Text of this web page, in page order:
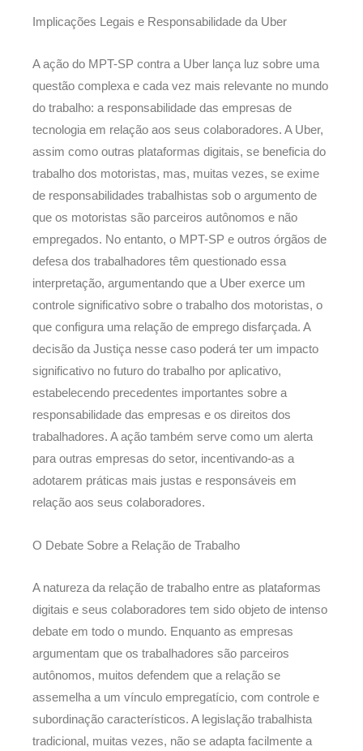
Implicações Legais e Responsabilidade da Uber
A ação do MPT-SP contra a Uber lança luz sobre uma
questão complexa e cada vez mais relevante no mundo
do trabalho: a responsabilidade das empresas de
tecnologia em relação aos seus colaboradores. A Uber,
assim como outras plataformas digitais, se beneficia do
trabalho dos motoristas, mas, muitas vezes, se exime
de responsabilidades trabalhistas sob o argumento de
que os motoristas são parceiros autônomos e não
empregados. No entanto, o MPT-SP e outros órgãos de
defesa dos trabalhadores têm questionado essa
interpretação, argumentando que a Uber exerce um
controle significativo sobre o trabalho dos motoristas, o
que configura uma relação de emprego disfarçada. A
decisão da Justiça nesse caso poderá ter um impacto
significativo no futuro do trabalho por aplicativo,
estabelecendo precedentes importantes sobre a
responsabilidade das empresas e os direitos dos
trabalhadores. A ação também serve como um alerta
para outras empresas do setor, incentivando-as a
adotarem práticas mais justas e responsáveis em
relação aos seus colaboradores.
O Debate Sobre a Relação de Trabalho
A natureza da relação de trabalho entre as plataformas
digitais e seus colaboradores tem sido objeto de intenso
debate em todo o mundo. Enquanto as empresas
argumentam que os trabalhadores são parceiros
autônomos, muitos defendem que a relação se
assemelha a um vínculo empregatício, com controle e
subordinação característicos. A legislação trabalhista
tradicional, muitas vezes, não se adapta facilmente a